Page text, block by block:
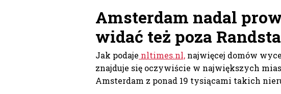
Amsterdam nadal
widać też poza
Jak podaje nltimes.nl, najwięcej domów
znajduje się oczywiście w największych
Amsterdam z ponad 19 tysiącami takich